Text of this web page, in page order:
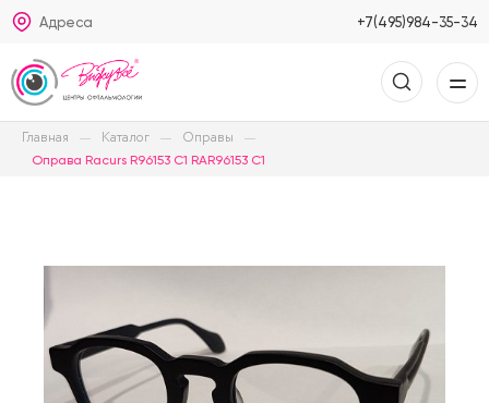
Адреса +7(495)984-35-34
Главная Каталог Оправы
Оправа Racurs R96153 C1 RAR96153 C1